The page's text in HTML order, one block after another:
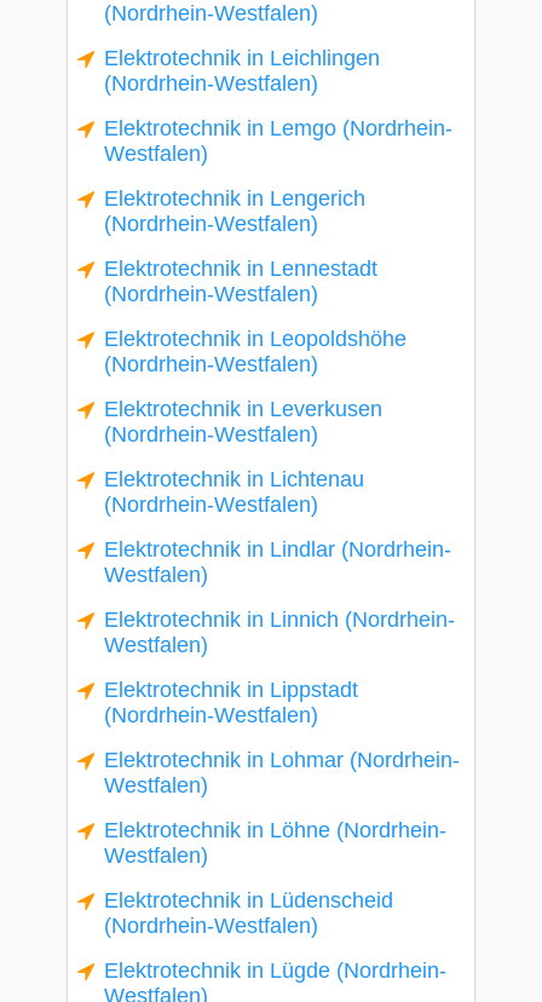
(Nordrhein-Westfalen)
Elektrotechnik in Leichlingen
(Nordrhein-Westfalen)
Elektrotechnik in Lemgo (Nordrhein-
Westfalen)
Elektrotechnik in Lengerich
(Nordrhein-Westfalen)
Elektrotechnik in Lennestadt
(Nordrhein-Westfalen)
Elektrotechnik in Leopoldshöhe
(Nordrhein-Westfalen)
Elektrotechnik in Leverkusen
(Nordrhein-Westfalen)
Elektrotechnik in Lichtenau
(Nordrhein-Westfalen)
Elektrotechnik in Lindlar (Nordrhein-
Westfalen)
Elektrotechnik in Linnich (Nordrhein-
Westfalen)
Elektrotechnik in Lippstadt
(Nordrhein-Westfalen)
Elektrotechnik in Lohmar (Nordrhein-
Westfalen)
Elektrotechnik in Löhne (Nordrhein-
Westfalen)
Elektrotechnik in Lüdenscheid
(Nordrhein-Westfalen)
Elektrotechnik in Lügde (Nordrhein-
Westfalen)